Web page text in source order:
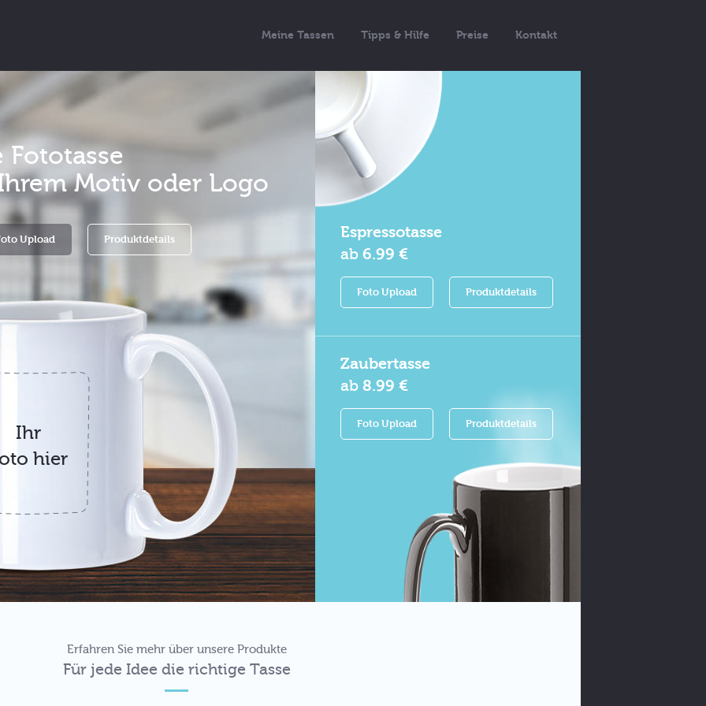
Meine Tassen Tipps & Hilfe Preise Kontakt
Fototasse
Motiv oder Logo
Upload Produktdetails
Ihr
hier
Espressotasse
ab 6.99 €
Foto Upload Produktdetails
Zaubertasse
ab 8.99 €
Foto Upload Produktdetails
Erfahren Sie mehr über unsere Produkte
Für jede Idee die richtige Tasse